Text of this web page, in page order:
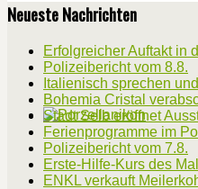
Neueste Nachrichten
Erfolgreicher Auftakt in
Polizeibericht vom 8.8.
Italienisch sprechen
Bohemia Cristal
Stadt Selb eröffnet
Ferienprogramme im
Polizeibericht vom 7.8.
Erste-Hilfe-Kurs des
ENKL verkauft